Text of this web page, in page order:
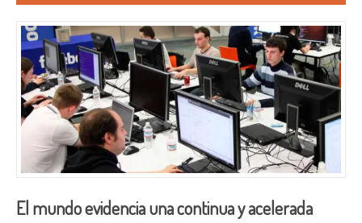
El mundo evidencia una continua y acelerada